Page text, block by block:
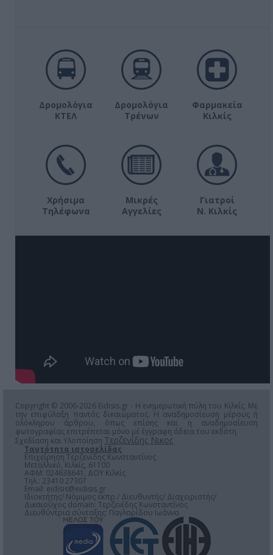
Δρομολόγια
ΚΤΕΛ
Δρομολόγια
Τρένων
Φαρμακεία
Κιλκίς
Χρήσιμα
Τηλέφωνα
Μικρές
Αγγελίες
Γιατροί
Ν. Κιλκίς
Copyright © 2006-2026 Eidisis.gr - Η ενημερωτική πύλη του Κιλκίς. Με
την επιφύλαξη παντός δικαιώματος. Η αναδημοσίευση μέρους ή
ολόκληρου άρθρου, όπως επίσης και η αναδημοσίευση
φωτογραφίας επιτρέπεται μόνο μέ έγγραφη άδεια του εκδότη.
Σχεδίαση και Υλοποίηση Τερζενίδης Νικος
Ταυτότητα ιστοσελίδας
Επιχείρηση Τερζενίδης Κωνσταντίνος
Μεταλλικό, Κιλκίς, 61100
ΑΦΜ: 024638641, ΔΟΥ Κιλκίς
Τηλ.: 23410 27307
Email: eidisis@eidisis.gr
Ιδιοκτήτης/ Νόμιμος εκπρ./ Διευθυντής/ Διαχειριστής/
Δικαιούχος domain: Τερζενίδης Κωνσταντίνος
Διευθύντρια σύνταξης: Παγλαρίδου Ιωάννα